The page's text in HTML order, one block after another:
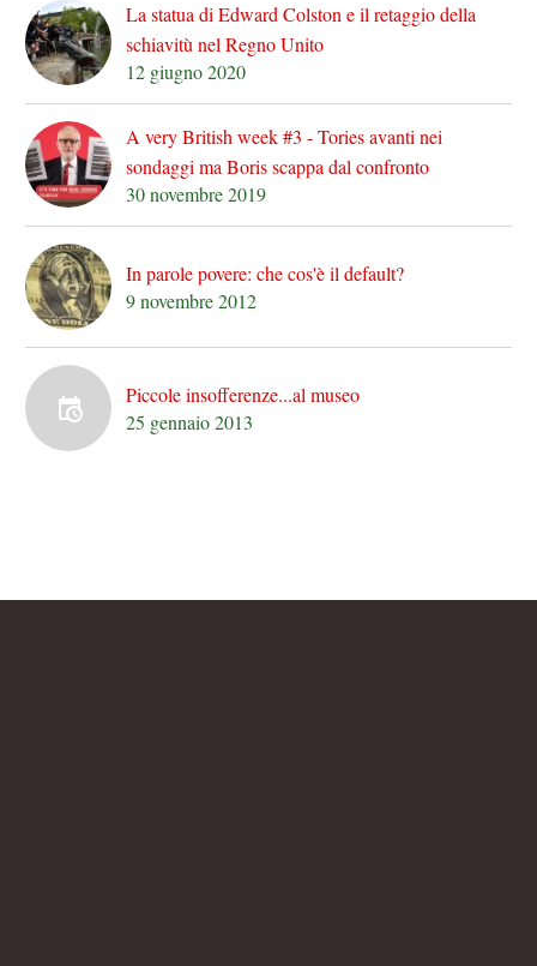
La statua di Edward Colston e il retaggio della
schiavitù nel Regno Unito
12 giugno 2020
A very British week #3 - Tories avanti nei
sondaggi ma Boris scappa dal confronto
30 novembre 2019
In parole povere: che cos'è il default?
9 novembre 2012
Piccole insofferenze...al museo
25 gennaio 2013